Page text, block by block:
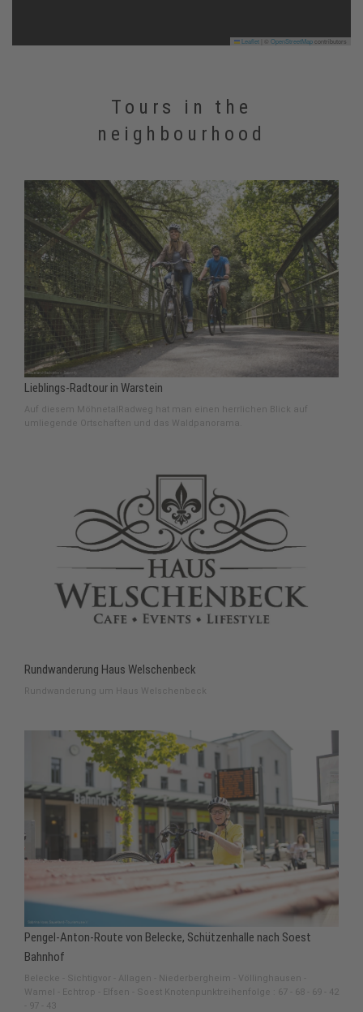
Leaflet OpenStreetMapcontributors
Tours in the
neighbourhood
Lieblings-Radtour in Warstein
Auf diesem MöhnetalRadweg hat man einen herrlichen Blick auf
umliegende Ortschaften und das Waldpanorama.
Rundwanderung Haus Welschenbeck
Rundwanderung um Haus Welschenbeck
Pengel-Anton-Route von Belecke, Schützenhalle nach Soest
Bahnhof
Belecke - Sichtigvor - Allagen - Niederbergheim - Völlinghausen -
Wamel - Echtrop - Elfsen - Soest Knotenpunktreihenfolge : 67 - 68 - 69 - 42
- 97 - 43